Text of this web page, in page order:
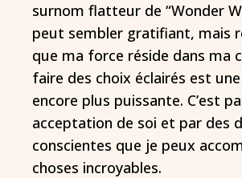
surnom flatteur de “Wonder
peut sembler gratifiant, mais
que ma force réside dans ma
faire des choix éclairés est
encore plus puissante. C’est
acceptation de soi et par des
conscientes que je peux
choses incroyables.